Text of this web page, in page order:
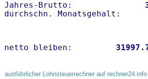
Jahres-Brutto:
netto bleiben:
ausführlicher Lohnsteuerrechner auf rechner24.info